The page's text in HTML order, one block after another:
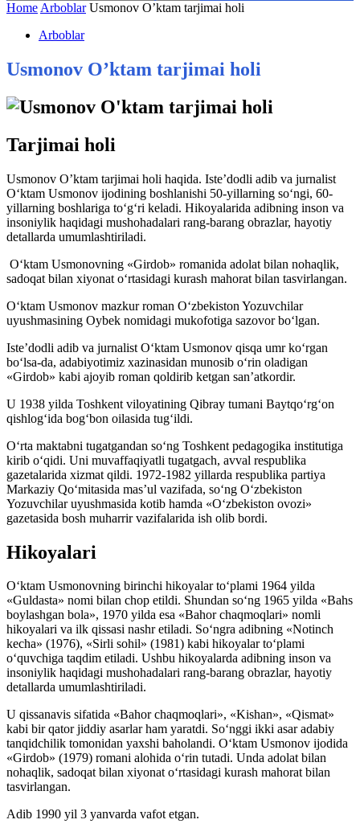
Home Arboblar Usmonov O’ktam tarjimai holi
Arboblar
Usmonov O’ktam tarjimai holi
Tarjimai holi
Usmonov O’ktam tarjimai holi haqida. Iste’dodli adib va jurnalist
O‘ktam Usmonov ijodining boshlanishi 50-yillarning so‘ngi, 60-
yillarning boshlariga to‘g‘ri keladi. Hikoyalarida adibning inson va
insoniylik haqidagi mushohadalari rang-barang obrazlar, hayotiy
detallarda umumlashtiriladi.
O‘ktam Usmonovning «Girdob» romanida adolat bilan nohaqlik,
sadoqat bilan xiyonat o‘rtasidagi kurash mahorat bilan tasvirlangan.
O‘ktam Usmonov mazkur roman O‘zbekiston Yozuvchilar
uyushmasining Oybek nomidagi mukofotiga sazovor bo‘lgan.
Iste’dodli adib va jurnalist O‘ktam Usmonov qisqa umr ko‘rgan
bo‘lsa-da, adabiyotimiz xazinasidan munosib o‘rin oladigan
«Girdob» kabi ajoyib roman qoldirib ketgan san’atkordir.
U 1938 yilda Toshkent viloyatining Qibray tumani Baytqo‘rg‘on
qishlog‘ida bog‘bon oilasida tug‘ildi.
O‘rta maktabni tugatgandan so‘ng Toshkent pedagogika institutiga
kirib o‘qidi. Uni muvaffaqiyatli tugatgach, avval respublika
gazetalarida xizmat qildi. 1972-1982 yillarda respublika partiya
Markaziy Qo‘mitasida mas’ul vazifada, so‘ng O‘zbekiston
Yozuvchilar uyushmasida kotib hamda «O‘zbekiston ovozi»
gazetasida bosh muharrir vazifalarida ish olib bordi.
Hikoyalari
O‘ktam Usmonovning birinchi hikoyalar to‘plami 1964 yilda
«Guldasta» nomi bilan chop etildi. Shundan so‘ng 1965 yilda «Bahs
boylashgan bola», 1970 yilda esa «Bahor chaqmoqlari» nomli
hikoyalari va ilk qissasi nashr etiladi. So‘ngra adibning «Notinch
kecha» (1976), «Sirli sohil» (1981) kabi hikoyalar to‘plami
o‘quvchiga taqdim etiladi. Ushbu hikoyalarda adibning inson va
insoniylik haqidagi mushohadalari rang-barang obrazlar, hayotiy
detallarda umumlashtiriladi.
U qissanavis sifatida «Bahor chaqmoqlari», «Kishan», «Qismat»
kabi bir qator jiddiy asarlar ham yaratdi. So‘nggi ikki asar adabiy
tanqidchilik tomonidan yaxshi baholandi. O‘ktam Usmonov ijodida
«Girdob» (1979) romani alohida o‘rin tutadi. Unda adolat bilan
nohaqlik, sadoqat bilan xiyonat o‘rtasidagi kurash mahorat bilan
tasvirlangan.
Adib 1990 yil 3 yanvarda vafot etgan.